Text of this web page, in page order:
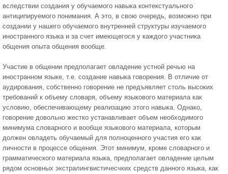
вследствии создания у обучаемого навыка контекстуального
антиципируемого понимания. А это, в свою очередь, возможно при
создании у нашего обучаемого внутренней структуры изучаемого
иностранного языка и за счет имеющегося у каждого участника
общения опыта общения вообще.
Участие в общении предполагает овладение устной речью на
иностранном языке, т.е. создание навыка говорения. В отличие от
аудирования, собственно говорение не предъявляет столь высоких
требований к объему словаря, объему языкового материала как
условию, обеспечивающему реализацию этого навыка. Однако,
говорение довольно жестко устанавливает объем необходимого
минимума словарного и вообще языкового материала, которым
должен овладеть обучаемый для полноценного участия его как
личности в процессе общения. Этот минимум, кроме словарного и
грамматического материала языка, предполагает овладение целым
рядом основных экстралингвистичесчких средств данного языка, как